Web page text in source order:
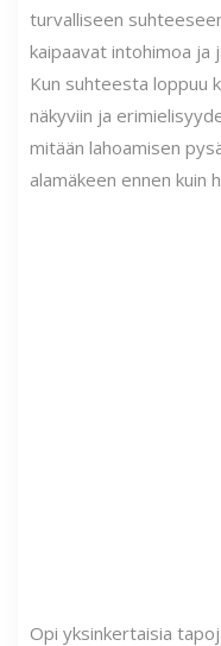
turvalliseen
kaipaavat intohimoa ja
Kun suhteesta loppuu
näkyviin ja
mitään lahoamisen
alamäkeen ennen kuin
Opi yksinkertaisia